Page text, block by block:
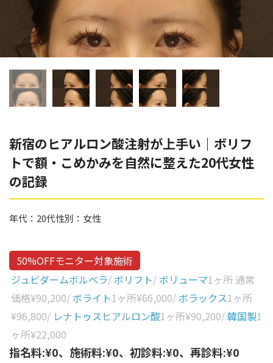
泉 洋平
辻橋 勇祐
阿部 竜介
Parts
部位から探す
額
こめかみ
眉間
涙袋
眼窩縁（目の下）
ゴルゴライン
鼻
ほうれい線
ボライト
レナトゥスヒアルロン酸
ダイヤモンドフィール/ピ
ネハ
リジュラン
ゴウリ
糸リフト
Gender
性別から探す
女性
男性
新宿のヒアルロン酸注射が上手い｜ボリフ
トで額・こめかみを自然に整えた20代女性
の記録
年代： 20代性別： 女性
50%OFFモニター対象施術
ジュビダームボルベラ/ ボリフト/ ボリューマ1ヶ所 通常
価格¥90,200/ ボライト1ヶ所¥66,000/ ボラックス1ヶ所
¥96,800/ レナトゥスヒアルロン酸1ヶ所¥90,200/韓国製1
ヶ所¥22,000
指名料:¥0、施術料:¥0、初診料:¥0、再診料:¥0